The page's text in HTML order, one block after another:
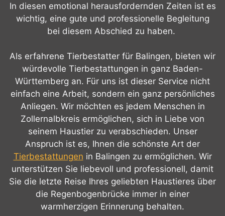
In diesen emotional herausfordernden Zeiten ist es
wichtig, eine gute und professionelle Begleitung
bei diesem Abschied zu haben.
Als erfahrene Tierbestatter für Balingen, bieten wir
würdevolle Tierbestattungen in ganz Baden-
Württemberg an. Für uns ist dieser Service nicht
einfach eine Arbeit, sondern ein ganz persönliches
Anliegen. Wir möchten es jedem Menschen in
Zollernalbkreis ermöglichen, sich in Liebe von
seinem Haustier zu verabschieden. Unser
Anspruch ist es, Ihnen die schönste Art der
Tierbestattungen in Balingen zu ermöglichen. Wir
unterstützen Sie liebevoll und professionell, damit
Sie die letzte Reise Ihres geliebten Haustieres über
die Regenbogenbrücke immer in einer
warmherzigen Erinnerung behalten.